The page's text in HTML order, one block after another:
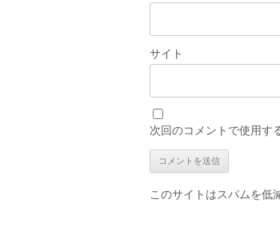
サイト
次回のコメントで使用す
このサイトはスパムを低